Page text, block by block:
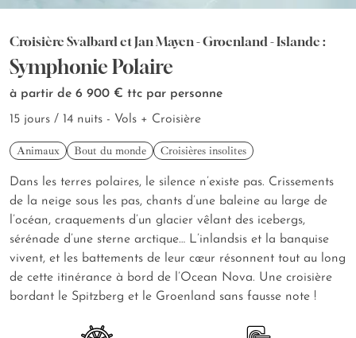
Croisière Svalbard et Jan Mayen - Groenland - Islande :
Symphonie Polaire
à partir de 6 900 € ttc par personne
15 jours / 14 nuits - Vols + Croisière
Animaux Bout du monde Croisières insolites
Dans les terres polaires, le silence n’existe pas. Crissements
de la neige sous les pas, chants d’une baleine au large de
l’océan, craquements d’un glacier vêlant des icebergs,
sérénade d’une sterne arctique… L’inlandsis et la banquise
vivent, et les battements de leur cœur résonnent tout au long
de cette itinérance à bord de l’Ocean Nova. Une croisière
bordant le Spitzberg et le Groenland sans fausse note !